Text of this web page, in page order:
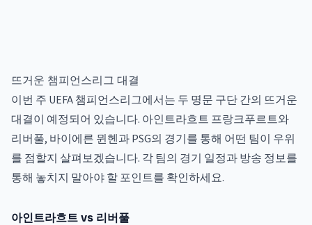
뜨거운 챔피언스리그 대결
이번 주 UEFA 챔피언스리그에서는 두 명문 구단 간의 뜨거운
대결이 예정되어 있습니다. 아인트라흐트 프랑크푸르트와
리버풀, 바이에른 뮌헨과 PSG의 경기를 통해 어떤 팀이 우위
를 점할지 살펴보겠습니다. 각 팀의 경기 일정과 방송 정보를
통해 놓치지 말아야 할 포인트를 확인하세요.
아인트라흐트 vs 리버풀